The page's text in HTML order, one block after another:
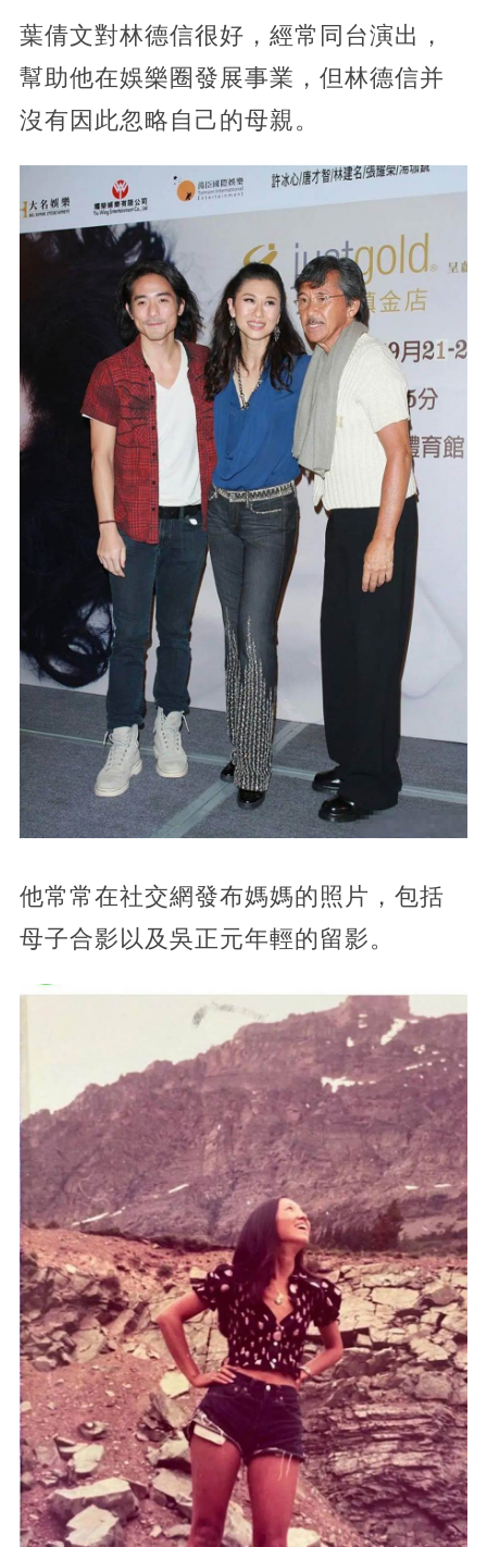
葉倩文對林德信很好，經常同台演出，
幫助他在娛樂圈發展事業，但林德信并
沒有因此忽略自己的母親。
他常常在社交網發布媽媽的照片，包括
母子合影以及吳正元年輕的留影。